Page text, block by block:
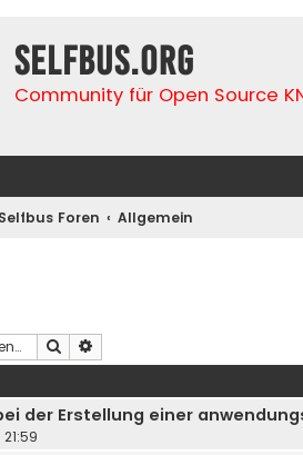
selfbus.org
Community für Open Source
Selfbus Foren Allgemein
Suche
der Erstellung einer